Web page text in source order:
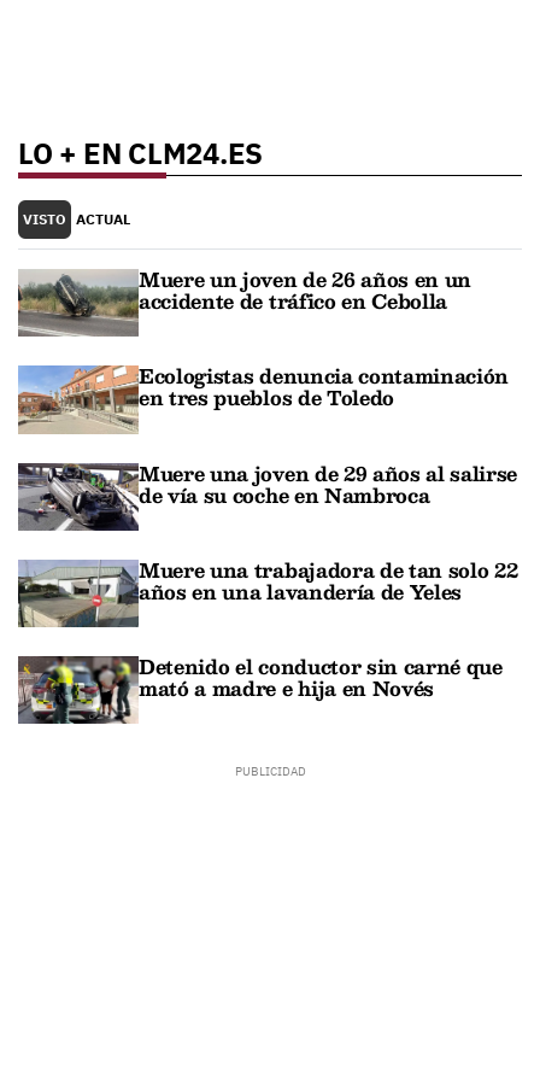
LO + EN CLM24.ES
VISTO ACTUAL
Muere un joven de 26 años en un
accidente de tráfico en Cebolla
Ecologistas denuncia contaminación
en tres pueblos de Toledo
Muere una joven de 29 años al salirse
de vía su coche en Nambroca
Muere una trabajadora de tan solo 22
años en una lavandería de Yeles
Detenido el conductor sin carné que
mató a madre e hija en Novés